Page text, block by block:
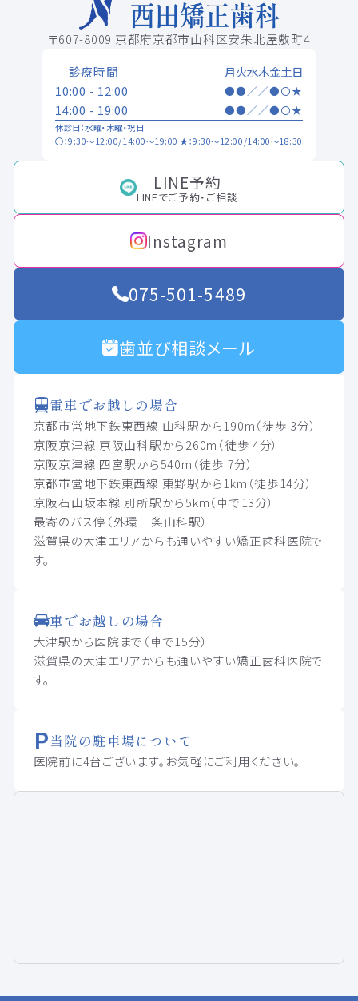
〒607-8009 京都府京都市山科区安朱北屋敷町4
診療時間
月火水木金土日
10:00 - 12:00
●●／／●〇★
14:00 - 19:00 ●●／／●〇★
休診日：水曜・木曜・祝日
〇：9:30～12:00/14:00～19:00 ★：9:30～12:00/14:00～18:30
LINE予約
LINEでご予約・ご相談
Instagram
075-501-5489
歯並び相談メール
電車でお越しの場合
京都市営地下鉄東西線 山科駅から190m（徒歩 3分）
京阪京津線 京阪山科駅から260m（徒歩 4分）
京阪京津線 四宮駅から540m（徒歩 7分）
京都市営地下鉄東西線 東野駅から1km（徒歩14分）
京阪石山坂本線 別所駅から5km（車で13分）
最寄のバス停（外環三条山科駅）
滋賀県の大津エリアからも通いやすい矯正歯科医院で
す。
車でお越しの場合
大津駅から医院まで（車で15分）
滋賀県の大津エリアからも通いやすい矯正歯科医院で
す。
当院の駐車場について
医院前に4台ございます。お気軽にご利用ください。